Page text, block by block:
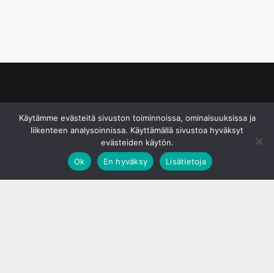
Käytämme evästeitä sivuston toiminnoissa, ominaisuuksissa ja
liikenteen analysoinnissa. Käyttämällä sivustoa hyväksyt
evästeiden käytön.
Ok
En hyväksy Lisätietoja